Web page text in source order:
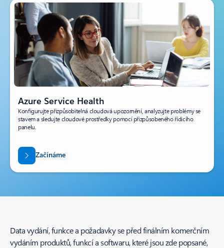
Azure Service Health
Konfigurujte přizpůsobitelná cloudová upozornění, analyzujte problémy se
stavem a sledujte cloudové prostředky pomocí přizpůsobeného řídicího
panelu.
Začínáme
Data vydání, funkce a požadavky se před finálním komerčním
vydáním produktů, funkcí a softwaru, které jsou zde popsané,